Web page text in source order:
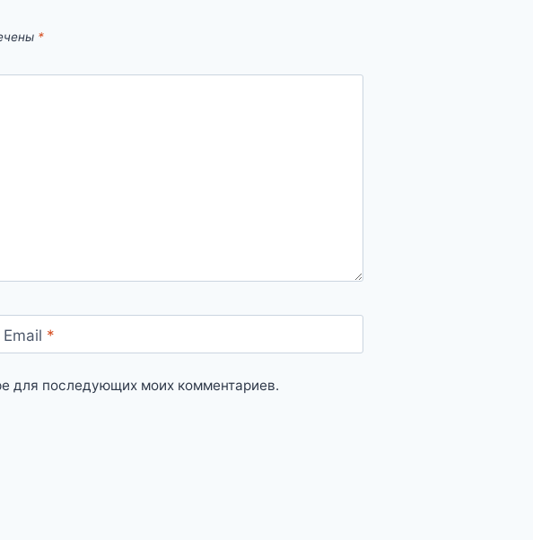
*
Email *
для последующих моих комментариев.